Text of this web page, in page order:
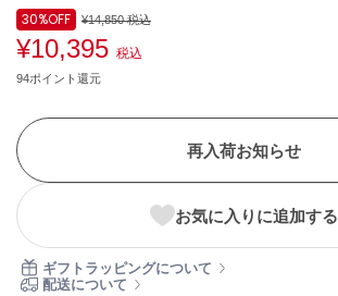
Ballelite
バレリット
BANDOLIER
Barbour
バブアー
Beyond Closet
30%OFF ¥14,850税込
¥10,395 税込
94ポイント還元
再入荷お知らせ
お気に入りに追加する
ギフトラッピングについて
配送について